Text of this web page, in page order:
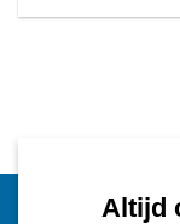
Altijd